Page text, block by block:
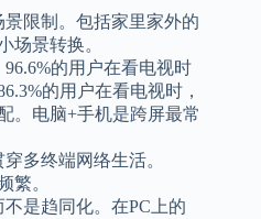
限制。包括家里家外的
场景转换。
的用户在看电视时
的用户在看电视时，
。电脑+手机是跨屏最常
多终端网络生活。
繁。
是趋同化。在PC上的